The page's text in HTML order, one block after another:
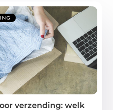
verzending: welk